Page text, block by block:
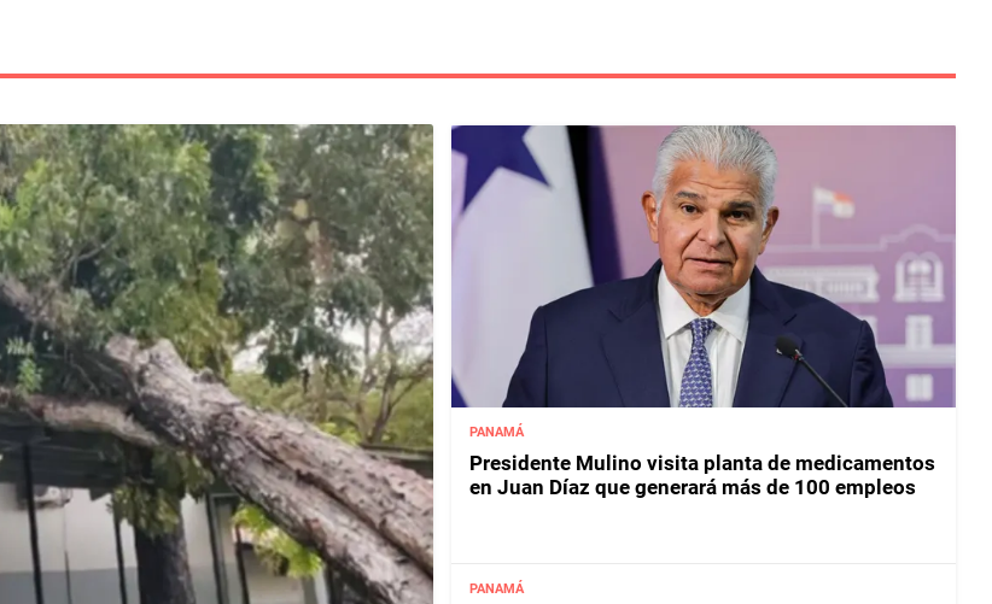
PANAMÁ
Presidente Mulino visita planta de medicamentos
en Juan Díaz que generará más de 100 empleos
PANAMÁ